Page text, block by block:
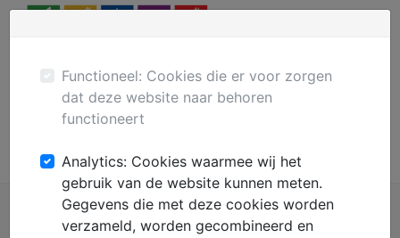
Plaats gratis advertentie
Mechanisatie